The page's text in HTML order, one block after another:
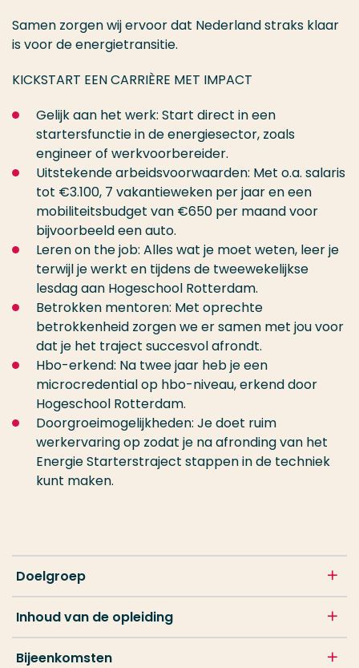
Samen zorgen wij ervoor dat Nederland straks klaar
is voor de energietransitie.
KICKSTART EEN CARRIÈRE MET IMPACT
Gelijk aan het werk: Start direct in een
startersfunctie in de energiesector, zoals
engineer of werkvoorbereider.
Uitstekende arbeidsvoorwaarden: Met o.a. salaris
tot €3.100, 7 vakantieweken per jaar en een
mobiliteitsbudget van €650 per maand voor
bijvoorbeeld een auto.
Leren on the job: Alles wat je moet weten, leer je
terwijl je werkt en tijdens de tweewekelijkse
lesdag aan Hogeschool Rotterdam.
Betrokken mentoren: Met oprechte
betrokkenheid zorgen we er samen met jou voor
dat je het traject succesvol afrondt.
Hbo-erkend: Na twee jaar heb je een
microcredential op hbo-niveau, erkend door
Hogeschool Rotterdam.
Doorgroeimogelijkheden: Je doet ruim
werkervaring op zodat je na afronding van het
Energie Starterstraject stappen in de techniek
kunt maken.
Doelgroep
Inhoud van de opleiding
Bijeenkomsten